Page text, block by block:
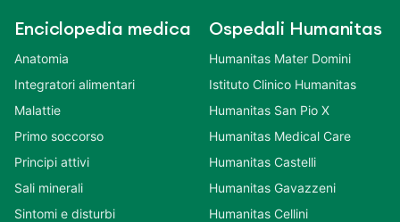
Enciclopedia medica
Anatomia
Integratori alimentari
Malattie
Primo soccorso
Principi attivi
Sali minerali
Sintomi e disturbi
Ospedali Humanitas
Humanitas Mater Domini
Istituto Clinico Humanitas
Humanitas San Pio X
Humanitas Medical Care
Humanitas Castelli
Humanitas Gavazzeni
Humanitas Cellini